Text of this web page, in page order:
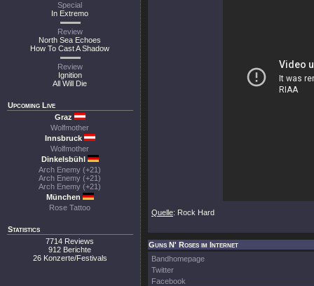
Special
In Extremo
Review
North Sea Echoes
How To Cast A Shadow
Review
Ignition
All Will Die
Upcoming Live
Graz
Wolfmother
Innsbruck
Wolfmother
Dinkelsbühl
Arch Enemy (+21)
Arch Enemy (+21)
Arch Enemy (+21)
München
Rose Tattoo
Statistics
7714 Reviews
912 Berichte
26 Konzerte/Festivals
Quelle: Rock Hard
Guns N' Roses im Internet
Bandhomepage
Twitter
Facebook